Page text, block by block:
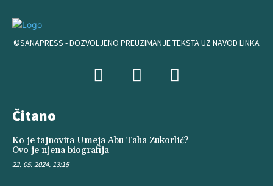
©SANAPRESS - DOZVOLJENO PREUZIMANJE TEKSTA UZ NAVOD LINKA
Čitano
Ko je tajnovita Umeja Abu Taha Zukorlić?
Ovo je njena biografija
22. 05. 2024. 13:15